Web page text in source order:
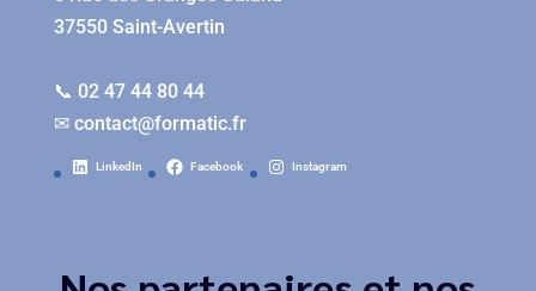
37550 Saint-Avertin
📞 02 47 44 80 44
✉ contact@formatic.fr
LinkedIn Facebook Instagram